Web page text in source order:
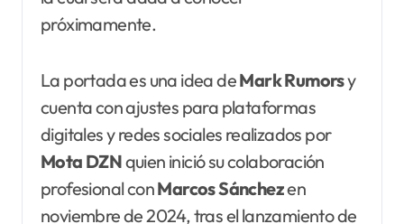
próximamente.
La portada es una idea deMarkRumorsy
cuenta con ajustes para plataformas
digitales y redes sociales realizados por
Mota DZNquien inició su colaboración
profesional conMarcos Sánchezen
noviembre de 2024, tras el lanzamiento de